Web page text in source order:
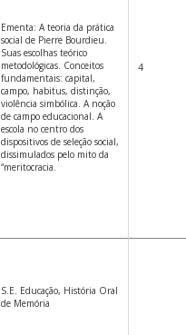
Ementa: A teoria da prática
social de Pierre Bourdieu.
Suas escolhas teórico
metodológicas. Conceitos
fundamentais: capital,
campo, habitus, distinção,
violência simbólica. A noção
de campo educacional. A
escola no centro dos
dispositivos de seleção social,
dissimulados pelo mito da
“meritocracia.
4
S.E. Educação, História Oral
de Memória